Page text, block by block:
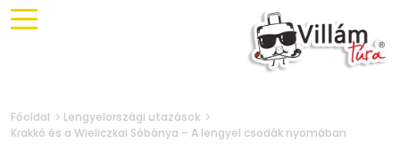
Főoldal
Lengyelországi utazások
Krakkó és a Wieliczkai Sóbánya – A lengyel csodák nyomában